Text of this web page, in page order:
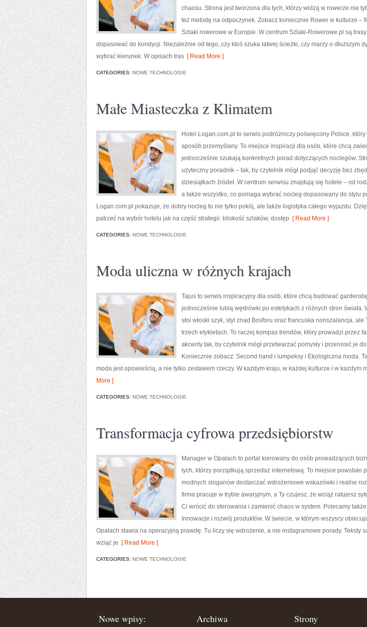
chaosu. Strona jest tworzona dla tych, którzy widzą w rowerze nie
też metodę na odpoczynek. Zobacz koniecznie Rower w kulturze –
Szlaki rowerowe w Europie. W centrum Szlaki-Rowerowe.pl są
dopasować do kondycji. Niezależnie od tego, czy ktoś szuka łatwej ścieżki, czy marzy o dłuższym
wybrać kierunek. W opisach tras [ Read More ]
CATEGORIES: NOWE TECHNOLOGIE
Małe Miasteczka z Klimatem
Hotel-Logan.com.pl to serwis podróżniczy poświęcony Polsce, który
sposób przemyślany. To miejsce inspiracji dla osób, które chcą
jednocześnie szukają konkretnych porad dotyczących noclegów.
użyteczny poradnik – tak, by czytelnik mógł podjąć decyzję bez
dziesiątkach źródeł. W centrum serwisu znajdują się hotele – od
a także wszystko, co pomaga wybrać nocleg dopasowany do stylu
Logan.com.pl pokazuje, że dobry nocleg to nie tylko pokój, ale także logistyka całego wyjazdu.
patrzeć na wybór hotelu jak na część strategii: bliskość szlaków, dostęp [ Read More ]
CATEGORIES: NOWE TECHNOLOGIE
Moda uliczna w różnych krajach
Tajus to serwis inspiracyjny dla osób, które chcą budować
jednocześnie lubią wędrówki po estetykach z różnych stron świata.
stoi włoski szyk, styl znad Bosforu oraz francuska nonszalancja, ale
trzech etykietach. To raczej kompas trendów, który prowadzi przez
akcenty tak, by czytelnik mógł przetwarzać pomysły i przenosić je
Koniecznie zobacz: Second hand i lumpeksy i Ekologiczna moda.
moda jest opowieścią, a nie tylko zestawem rzeczy. W każdym kraju, w każdej kulturze i w każdym
More ]
CATEGORIES: NOWE TECHNOLOGIE
Transformacja cyfrowa przedsiębiorstw
Manager w Opałach to portal kierowany do osób prowadzących
tych, którzy porządkują sprzedaż internetową. To miejsce powstało
modnych sloganów dostarczać wdrożeniowe wskazówki i realne
firma pracuje w trybie awaryjnym, a Ty czujesz, że wciąż ratujesz
Ci wrócić do sterowania i zamienić chaos w system. Polecamy
Innowacje i rozwój produktów. W świecie, w którym wszyscy
Opałach stawia na operacyjną prawdę. Tu liczy się wdrożenie, a nie instagramowe porady. Teksty
wziąć je [ Read More ]
CATEGORIES: NOWE TECHNOLOGIE
Nowe wpisy: Archiwa Strony